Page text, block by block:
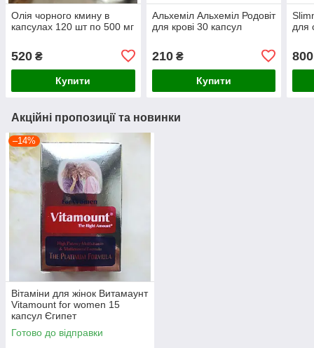
Олія чорного кмину в
капсулах 120 шт по 500 мг
520 ₴
Купити
Альхеміл Альхеміл Родовіт
для крові 30 капсул
210₴
Купити
для
800
Акційні пропозиції та новинки
–14%
Вітаміни для жінок Витамаунт
Vitamount for women 15
капсул Єгипет
Готово до відправки